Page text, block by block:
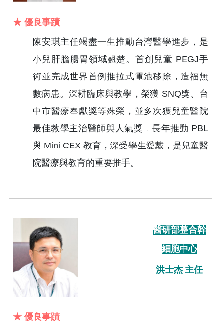
★ 優良事蹟
陳安琪主任竭盡一生推動台灣醫學進步，是
小兒肝膽腸胃領域翹楚。首創兒童 PEGJ手
術並完成世界首例推拉式電池移除，造福無
數病患。深耕臨床與教學，榮獲 SNQ獎、台
中市醫療奉獻獎等殊榮，並多次獲兒童醫院
最佳教學主治醫師與人氣獎，長年推動 PBL
與 Mini CEX 教育，深受學生愛戴，是兒童醫
院醫療與教育的重要推手。
醫研部整合幹
細胞中心
洪士杰 主任
★ 優良事蹟